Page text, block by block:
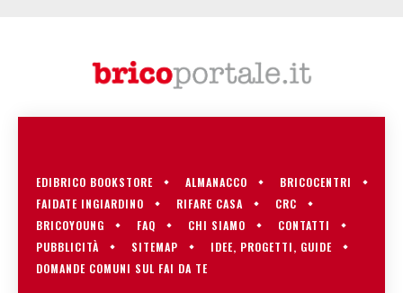
EDIBRICO BOOKSTORE ALMANACCO
BRICOCENTRI
FAIDATE INGIARDINO
RIFARE CASA
CRC
BRICOYOUNG
FAQ CHI SIAMO
CONTATTI
PUBBLICITÀ
SITEMAP
IDEE, PROGETTI, GUIDE
DOMANDE COMUNI SUL FAI DA TE